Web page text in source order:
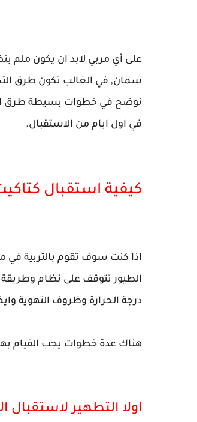
على أي مربي لابد ان يكون ملم
سمان, في الغالب تكون طرق
نوضح في خطوات بسيطة طرق
في اول ايام من الاستقبال.
كيفية استقبال
الطيور تتوقف على نظام وطريقة
درجة الحرارة وظروف التهوية
هناك عدة خطوات يجب القيام بها
اولا التطهير لاستقبال